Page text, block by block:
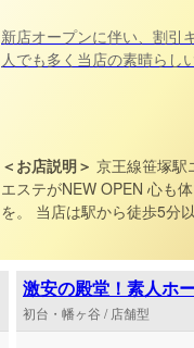
新店オープンに伴い、割引
人でも多く当店の素晴らし
会に是非！ご来店心からお待ち
大4000円割引！ 入会金：
22000円→20000円 ※120分
コース料割引」は併用ＯＫ！ ご予約心よりお待ちして
ます♪
＜お店説明＞ 京王線笹塚駅
エステがNEW OPEN 心も体も満たされる特別なひととき
を。 当店は駅から徒歩5分以内に展開する完全個室・ワンル
が、肌に優しいオイルを使
す。 周囲を気にせずリラックスできるプライベート空間
で、日常では味わえない厳
やし”をご体感ください。 極上のオイルマッサージと特別な
激安の殿堂！素人ホ
初台・幡ヶ谷 / 店舗型